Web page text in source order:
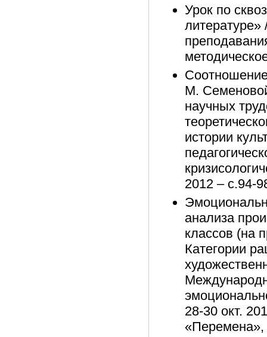
Урок по
литературе»
М.
научных
истории
2012 – с.94-
анализа
классов (на
Категории
28-30 окт.
«Перемена»,